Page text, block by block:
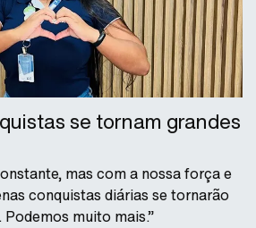
se tornam grandes
mas com a nossa força e
conquistas diárias se tornarão
muito mais.”